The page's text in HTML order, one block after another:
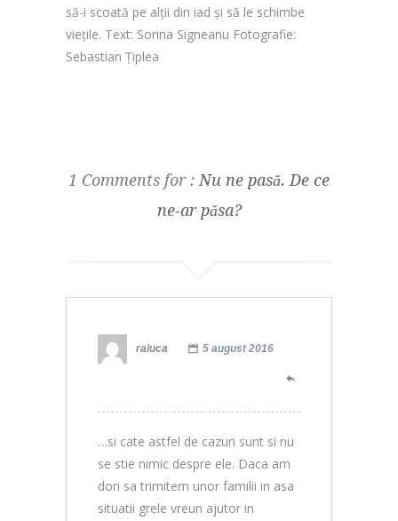
să-i scoată pe alții din iad și să le schimbe
viețile. Text: Sorina Signeanu Fotografie:
Sebastian Țiplea
1 Comments for : Nu ne pasă. De ce
ne-ar păsa?
raluca 5 august 2016
…si cate astfel de cazuri sunt si nu
se stie nimic despre ele. Daca am
dori sa trimitem unor familii in asa
situatii grele vreun ajutor in